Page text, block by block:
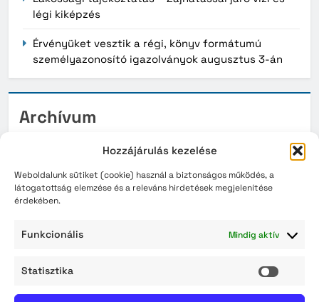
Hozzájárulás kezelése
Weboldalunk sütiket (cookie) használ a biztonságos működés, a
látogatottság elemzése és a releváns hirdetések megjelenítése
érdekében.
Funkcionális Mindig aktív
Statisztika
légi kiképzés
Érvényüket vesztik a régi, könyv formátumú
személyazonosító igazolványok augusztus 3-án
Archívum
2026. augusztus
2026. július
2026. június
2026. május